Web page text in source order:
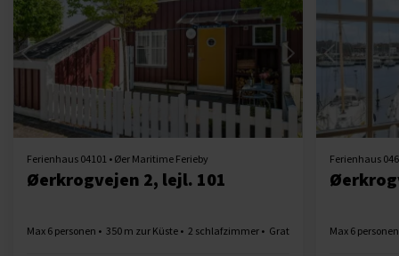
Lädt ...
Ferienhaus 04101 • Øer Maritime Ferieby
Øerkrogvejen 2, lejl. 101
Max 6 personen 350 m zur Küste 2 schlafzimmer Gratis Wi-Fi
Ferienhaus
Max 6 personen